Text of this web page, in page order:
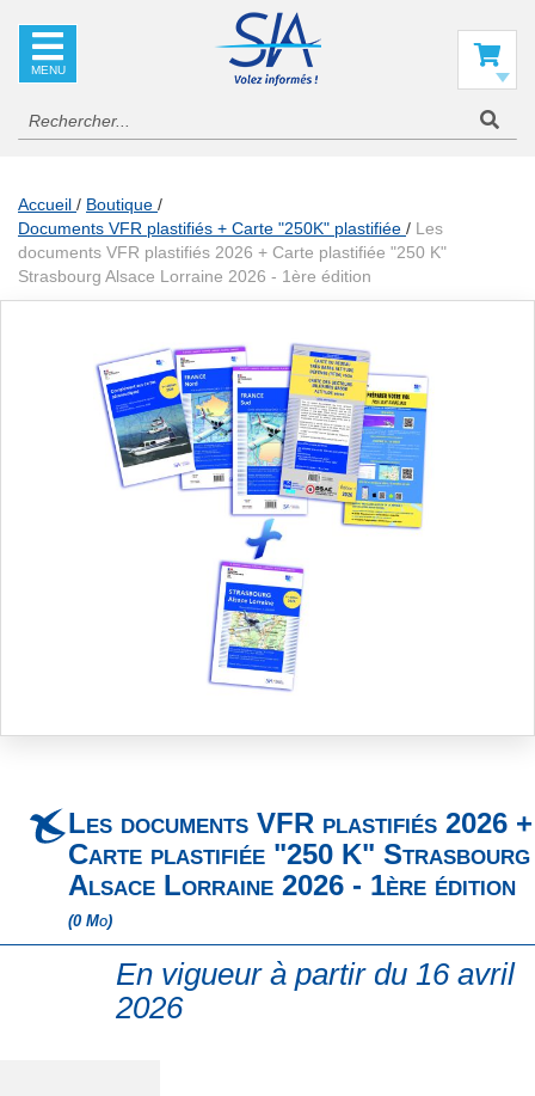
Accueil
Boutique
Documents VFR plastifiés + Carte "250K" plastifiée
Les
documents VFR plastifiés 2026 + Carte plastifiée "250 K"
Strasbourg Alsace Lorraine 2026 - 1ère édition
Les documents VFR plastifiés 2026 +
Carte plastifiée "250 K" Strasbourg
Alsace Lorraine 2026 - 1ère édition
(0 Mo)
En vigueur à partir du 16 avril
2026
of
the